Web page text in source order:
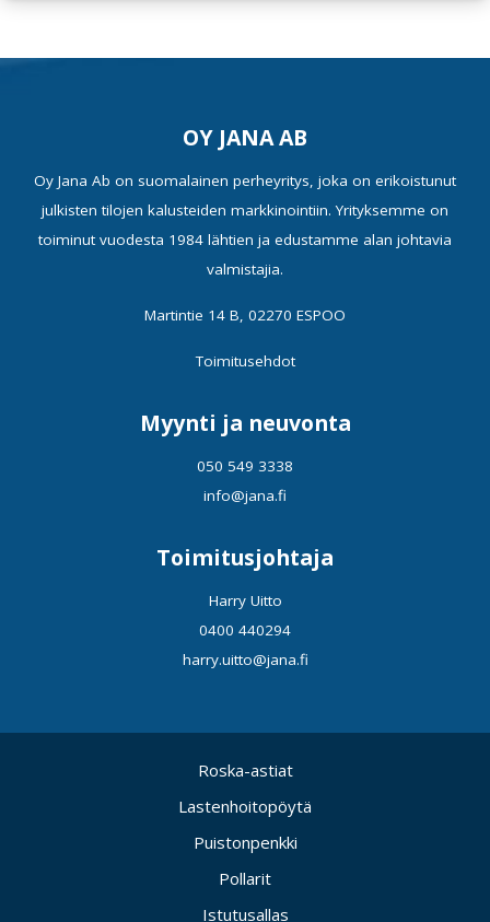
OY JANA AB
Oy Jana Ab on suomalainen perheyritys, joka on erikoistunut
julkisten tilojen kalusteiden markkinointiin. Yrityksemme on
toiminut vuodesta 1984 lähtien ja edustamme alan johtavia
valmistajia.
Martintie 14 B, 02270 ESPOO
Toimitusehdot
Myynti ja neuvonta
050 549 3338
info@jana.fi
Toimitusjohtaja
Harry Uitto
0400 440294
harry.uitto@jana.fi
Roska-astiat
Lastenhoitopöytä
Puistonpenkki
Pollarit
Istutusallas